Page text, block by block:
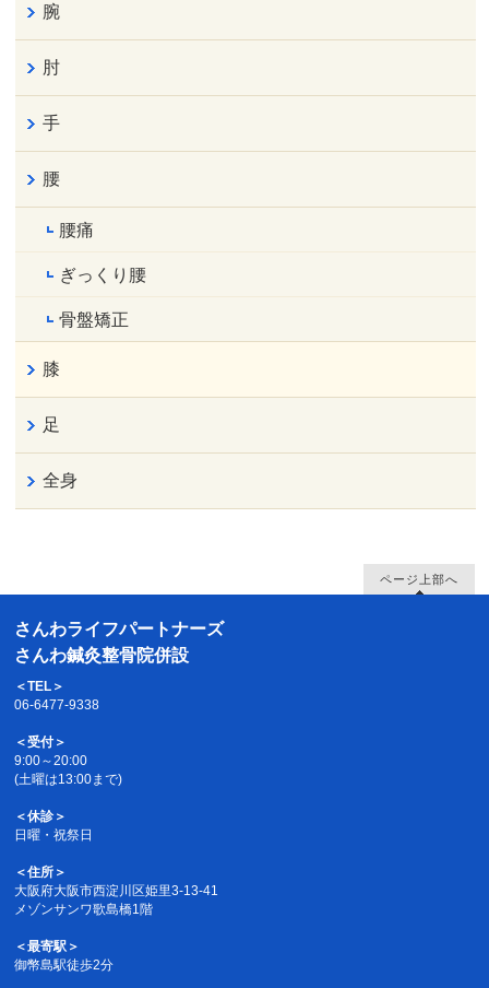
腕
肘
手
腰
腰痛
ぎっくり腰
骨盤矯正
膝
足
全身
ページ上部へ
さんわライフパートナーズ
さんわ鍼灸整骨院併設
＜TEL＞
06-6477-9338
＜受付＞
9:00～20:00
(土曜は13:00まで)
＜休診＞
日曜・祝祭日
＜住所＞
大阪府大阪市西淀川区姫里3-13-41
メゾンサンワ歌島橋1階
＜最寄駅＞
御幣島駅徒歩2分